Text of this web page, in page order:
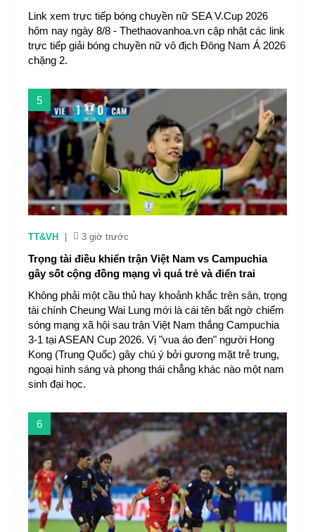
Link xem trực tiếp bóng chuyền nữ SEA V.Cup 2026
hôm nay ngày 8/8 - Thethaovanhoa.vn cập nhật các link
trực tiếp giải bóng chuyền nữ vô địch Đông Nam Á 2026
chặng 2.
5
TT&VH 3 giờ trước
Trọng tài điều khiển trận Việt Nam vs Campuchia
gây sốt cộng đồng mạng vì quá trẻ và điển trai
Không phải một cầu thủ hay khoảnh khắc trên sân, trọng
tài chính Cheung Wai Lung mới là cái tên bất ngờ chiếm
sóng mạng xã hội sau trận Việt Nam thắng Campuchia
3-1 tại ASEAN Cup 2026. Vị "vua áo đen" người Hong
Kong (Trung Quốc) gây chú ý bởi gương mặt trẻ trung,
ngoại hình sáng và phong thái chẳng khác nào một nam
sinh đại học.
6